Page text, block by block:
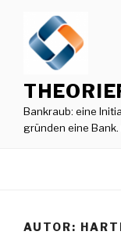
springen
Bankraub: eine
gründen eine
AUTOR: